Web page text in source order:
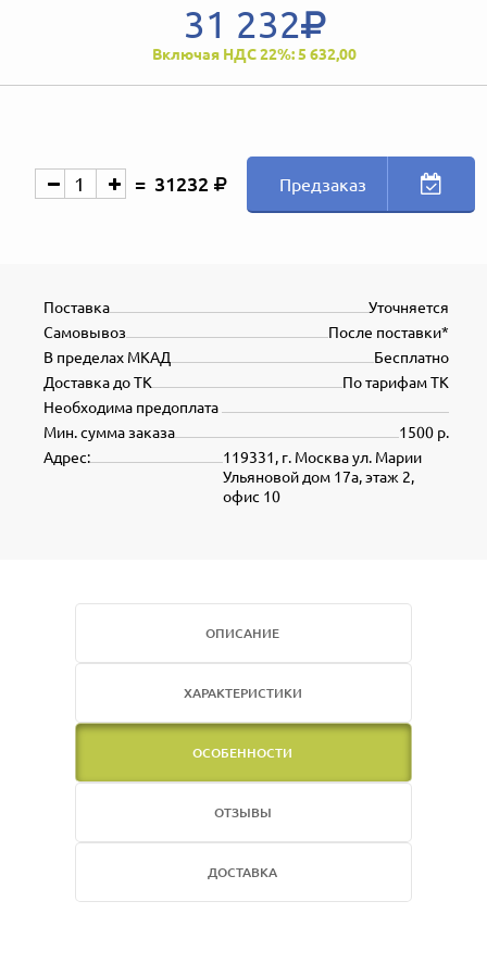
31 232
Включая НДС 22%: 5 632,00
31232 Предзаказ
Уточняется
Поставка
После поставки*
Самовывоз
Бесплатно
В пределах МКАД
По тарифам ТК
Доставка до ТК
Необходима предоплата
1500 р.
Мин. сумма заказа
119331, г. Москва ул. Марии
Ульяновой дом 17а, этаж 2,
офис 10
Адрес:
ОПИСАНИЕ
ХАРАКТЕРИСТИКИ
ОСОБЕННОСТИ
ОТЗЫВЫ
ДОСТАВКА